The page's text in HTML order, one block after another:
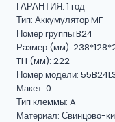
ГАРАНТИЯ: 1 год
Тип: Аккумулятор MF
Номер группы:B24
Размер (мм):
TH (мм): 222
Номер модели:
Макет: 0
Тип клеммы: A
Материал: Свинцово-